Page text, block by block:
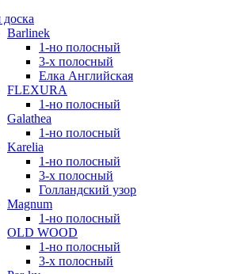
Barlinek
1-но полосный
3-х полосный
Елка Английская
FLEXURA
1-но полосный
Galathea
1-но полосный
Karelia
1-но полосный
3-х полосный
Голландский узор
Magnum
1-но полосный
OLD WOOD
1-но полосный
3-х полосный